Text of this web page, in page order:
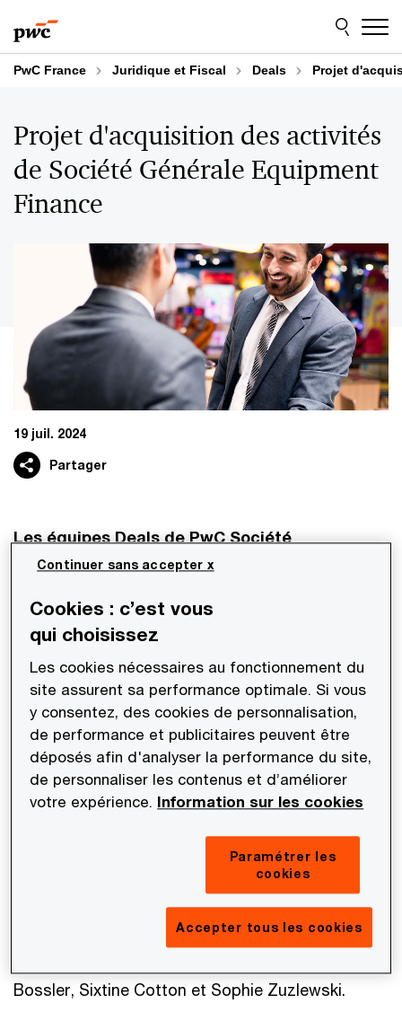
au
contenu
au
pied
dePwC France Juridique et Fiscal Deals Projet
Projet d'acquisition des activités
de Société Générale Equipment
Finance
19 juil. 2024
Partager
Les équipes Deals de PwC Société
d’Avocats sont intervenues pour le compte
Générale en vue d’acquérir les activités de
Société Générale Equipment Finance :
PwC Société d’Avocats a réalisé les travaux de
due diligence fiscale et sociale pour le compte de
BPCE dans le cadre d’un accord avec Société
Générale en vue d’acquérir les activités de
Société Générale Equipment Finance, la filiale
spécialisée en financement des ventes et des
L’équipe fiscale était composée de Maud
Bossler, Sixtine Cotton et Sophie Zuzlewski.
Cookies : c’est vous
qui choisissez
Les cookies nécessaires au fonctionnement du
site assurent sa performance optimale. Si vous
y consentez, des cookies de personnalisation,
de performance et publicitaires peuvent être
déposés afin d'analyser la performance du site,
de personnaliser les contenus et d’améliorer
votre expérience. Information sur les cookies
Paramétrer les
cookies
Accepter tous les cookies
Continuer sans accepter x